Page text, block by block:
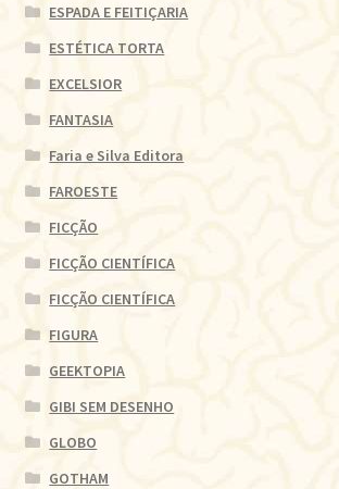
ESPADA E FEITIÇARIA
ESTÉTICA TORTA
EXCELSIOR
FANTASIA
Faria e Silva Editora
FAROESTE
FICÇÃO
FICÇÃO CIENTÍFICA
FICÇÃO CIENTÍFICA
FIGURA
GEEKTOPIA
GIBI SEM DESENHO
GLOBO
GOTHAM